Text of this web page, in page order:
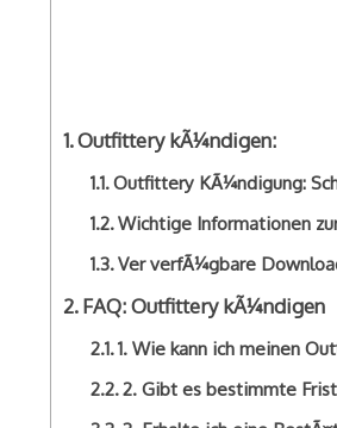
Outfittery kÃ¼ndigen:
Outfittery KÃ¼ndigung:
Wichtige Informationen
Ver verfÃ¼gbare
FAQ: Outfittery kÃ¼ndigen
1. Wie kann ich meinen
2. Gibt es bestimmte